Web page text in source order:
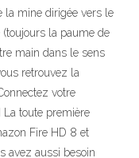
la mine dirigée vers le
(toujours la paume de
main dans le sens
retrouvez la
votre
toute première
Fire HD 8 et
avez aussi besoin